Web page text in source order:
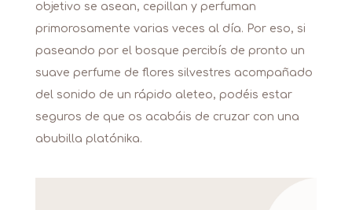
objetivo se asean, cepillan y perfuman
primorosamente varias veces al día. Por eso, si
paseando por el bosque percibís de pronto un
suave perfume de flores silvestres acompañado
del sonido de un rápido aleteo, podéis estar
seguros de que os acabáis de cruzar con una
abubilla platónika.